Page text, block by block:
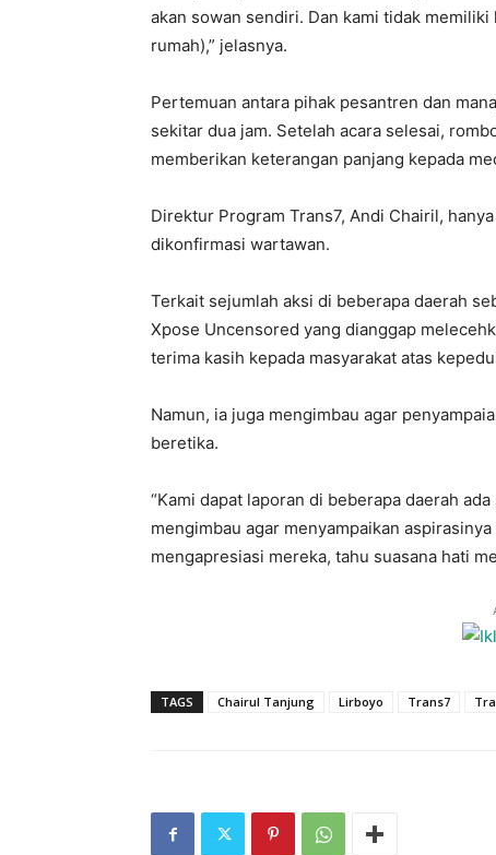
akan sowan sendiri. Dan kami tidak memiliki
rumah),” jelasnya.
Pertemuan antara pihak pesantren dan
sekitar dua jam. Setelah acara selesai,
memberikan keterangan panjang kepada
Direktur Program Trans7, Andi Chairil,
dikonfirmasi wartawan.
Terkait sejumlah aksi di beberapa daerah
Xpose Uncensored yang dianggap
terima kasih kepada masyarakat atas
Namun, ia juga mengimbau agar
beretika.
“Kami dapat laporan di beberapa daerah
mengimbau agar menyampaikan
mengapresiasi mereka, tahu suasana hati
TAGS Chairul Tanjung Lirboyo Trans7